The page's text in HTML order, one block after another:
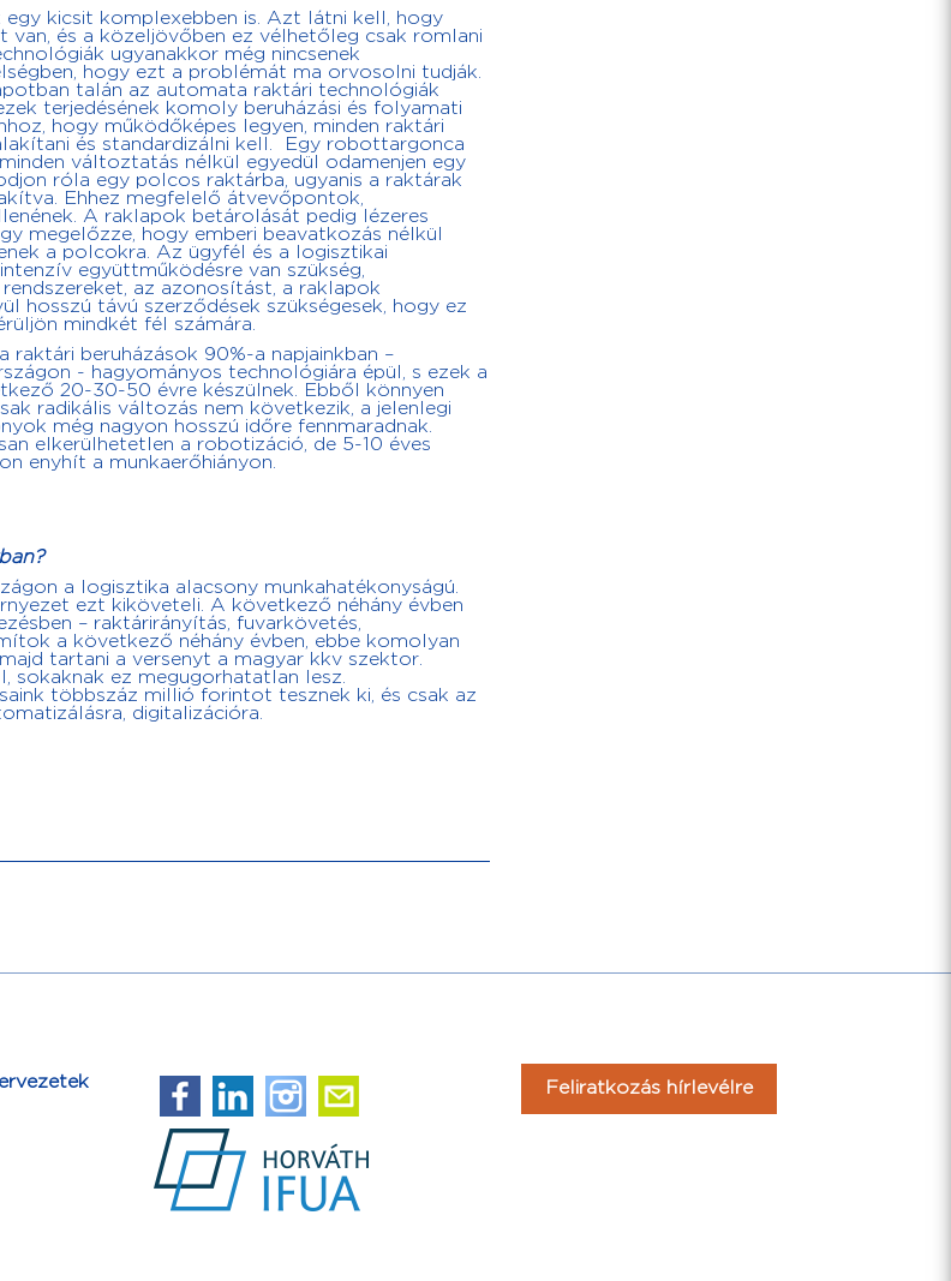
egy kicsit komplexebben is. Azt látni kell, hogy
van, és a közeljövőben ez vélhetőleg csak romlani
ugyanakkor még nincsenek
hogy ezt a problémát ma orvosolni tudják.
talán az automata raktári technológiák
terjedésének komoly beruházási és folyamati
hogy működőképes legyen, minden raktári
és standardizálni kell. Egy robottargonca
változtatás nélkül egyedül odamenjen egy
róla egy polcos raktárba, ugyanis a raktárak
Ehhez megfelelő átvevőpontok,
A raklapok betárolását pedig lézeres
megelőzze, hogy emberi beavatkozás nélkül
a polcokra. Az ügyfél és a logisztikai
együttműködésre van szükség,
az azonosítást, a raklapok
hosszú távú szerződések szükségesek, hogy ez
mindkét fél számára.
raktári beruházások 90%-a napjainkban –
- hagyományos technológiára épül, s ezek a
20-30-50 évre készülnek. Ebből könnyen
radikális változás nem következik, a jelenlegi
még nagyon hosszú időre fennmaradnak.
elkerülhetetlen a robotizáció, de 5-10 éves
enyhít a munkaerőhiányon.
a logisztika alacsony munkahatékonyságú.
ezt kiköveteli. A következő néhány évben
– raktárirányítás, fuvarkövetés,
a következő néhány évben, ebbe komolyan
tartani a versenyt a magyar kkv szektor.
sokaknak ez megugorhatatlan lesz.
többszáz millió forintot tesznek ki, és csak az
digitalizációra.
Feliratkozás hírlevélre